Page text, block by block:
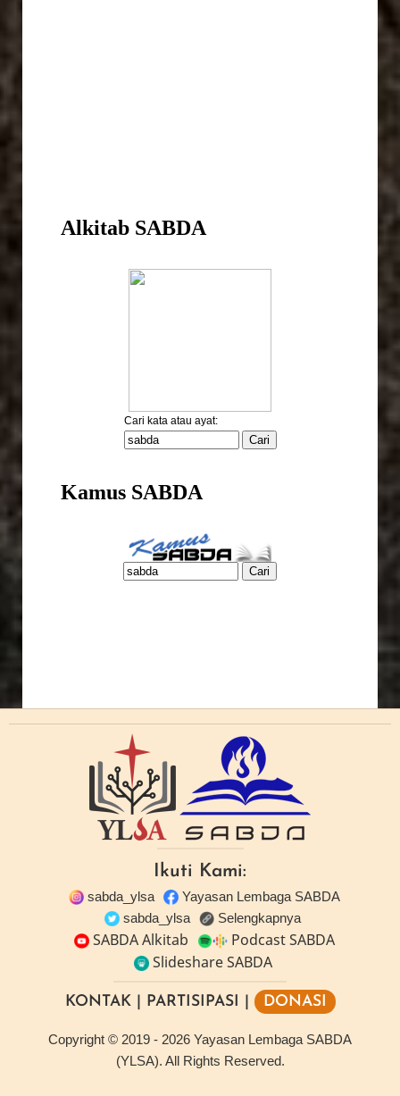
Ikuti Kami:
sabda_ylsa
Yayasan Lembaga SABDA
sabda_ylsa
Selengkapnya
SABDA Alkitab
Podcast SABDA
Slideshare SABDA
KONTAK| PARTISIPASI DONASI
Copyright © 2019 - 2026 Yayasan Lembaga SABDA
(YLSA). All Rights Reserved.